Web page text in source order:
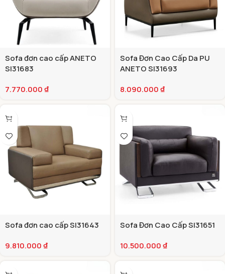
Sofa đơn cao cấp ANETO
SI31683
7.770.000₫
Sofa Đơn Cao Cấp Da PU
ANETO SI31693
8.090.000₫
Sofa đơn cao cấp SI31643
9.810.000₫
Sofa Đơn Cao Cấp SI31651
10.500.000₫